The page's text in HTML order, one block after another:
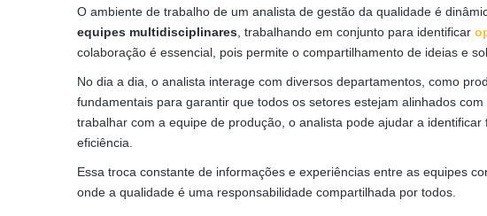
O ambiente de trabalho de um analista de gestão da qualidade é
equipes multidisciplinares , trabalhando em conjunto para identificar
colaboração é essencial, pois permite o compartilhamento de ideias e
No dia a dia, o analista interage com diversos departamentos, como
fundamentais para garantir que todos os setores estejam alinhados
trabalhar com a equipe de produção, o analista pode ajudar a
eficiência.
Essa troca constante de informações e experiências entre as equipes
onde a qualidade é uma responsabilidade compartilhada por todos.